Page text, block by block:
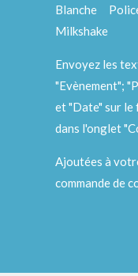
Blanche
Milkshake
Envoyez les
"Evènement";
et "Date" sur
dans l'onglet
Ajoutées à
commande de